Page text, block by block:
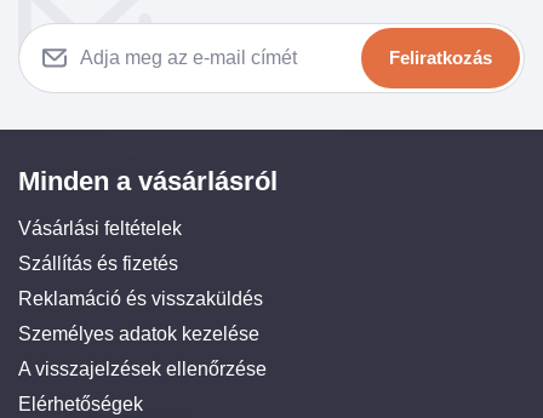
Feliratkozás
Minden a vásárlásról
Vásárlási feltételek
Szállítás és fizetés
Reklamáció és visszaküldés
Személyes adatok kezelése
A visszajelzések ellenőrzése
Elérhetőségek